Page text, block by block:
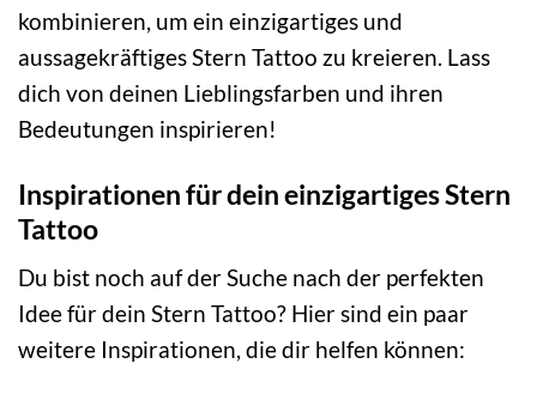
kombinieren, um ein einzigartiges und
aussagekräftiges Stern Tattoo zu kreieren. Lass
dich von deinen Lieblingsfarben und ihren
Bedeutungen inspirieren!
Inspirationen für dein einzigartiges Stern
Tattoo
Du bist noch auf der Suche nach der perfekten
Idee für dein Stern Tattoo? Hier sind ein paar
weitere Inspirationen, die dir helfen können: